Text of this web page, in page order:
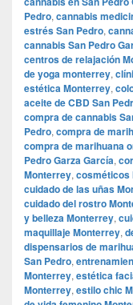
Pedro, cannabis
estrés San Pedro,
cannabis San Pedro
centros de relajación
de yoga monterrey,
estética Monterrey,
aceite de CBD San
compra de cannabis
Pedro, compra de
compra de marihuana
Pedro Garza García,
Monterrey, cosméticos
cuidado de las uñas
cuidado del rostro
y belleza Monterrey,
maquillaje Monterrey,
dispensarios de
San Pedro,
Monterrey, estética
Monterrey, estilo chic